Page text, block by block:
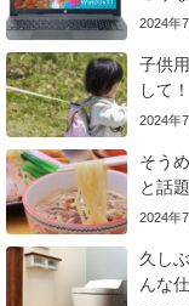
2024年
子供
して！
2024年
そう
と話題
2024年
久し
んな